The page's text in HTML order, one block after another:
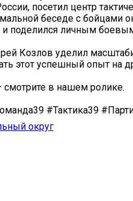
посетил центр
беседе с бойцами
поделился личным
Козлов уделил
этот успешный опыт на
в нашем ролике.
#Тактика39
округ